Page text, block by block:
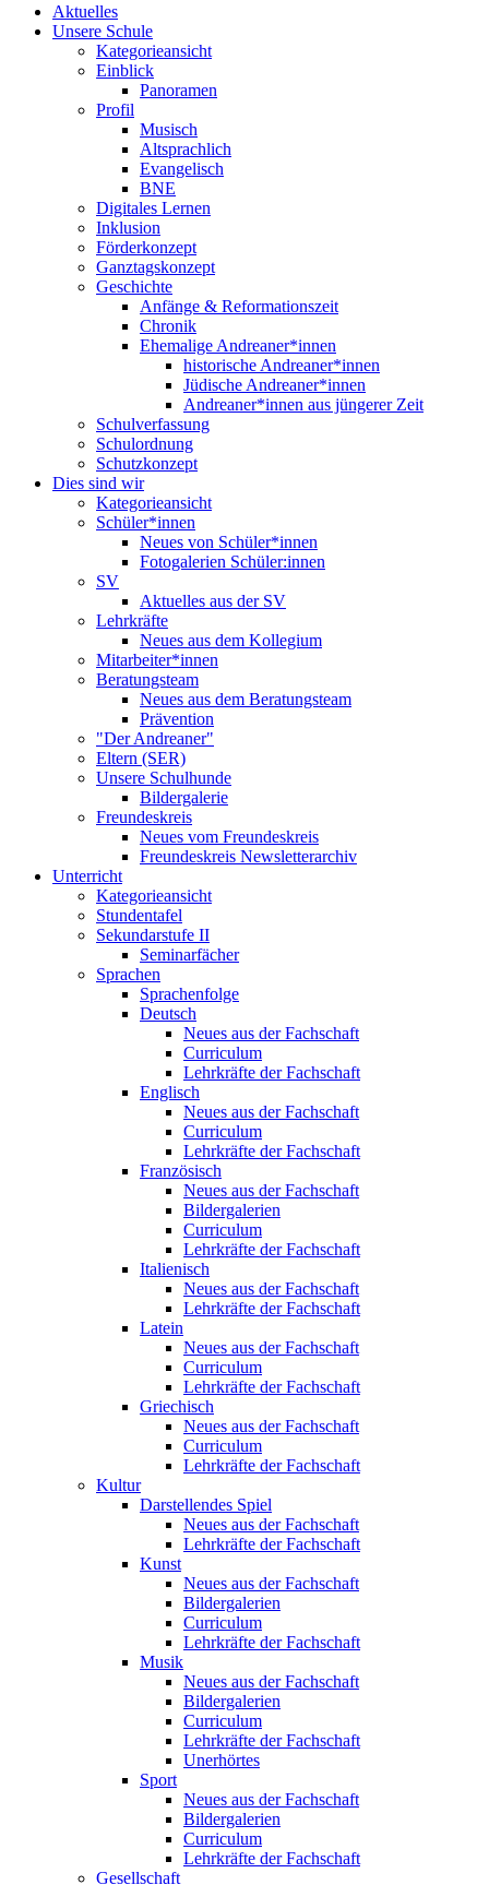
Aktuelles
Unsere Schule
Kategorieansicht
Einblick
Panoramen
Profil
Musisch
Altsprachlich
Evangelisch
BNE
Digitales Lernen
Inklusion
Förderkonzept
Ganztagskonzept
Geschichte
Anfänge & Reformationszeit
Chronik
Ehemalige Andreaner*innen
historische Andreaner*innen
Jüdische Andreaner*innen
Andreaner*innen aus jüngerer Zeit
Schulverfassung
Schulordnung
Schutzkonzept
Dies sind wir
Kategorieansicht
Schüler*innen
Neues von Schüler*innen
Fotogalerien Schüler:innen
SV
Aktuelles aus der SV
Lehrkräfte
Neues aus dem Kollegium
Mitarbeiter*innen
Beratungsteam
Neues aus dem Beratungsteam
Prävention
"Der Andreaner"
Eltern (SER)
Unsere Schulhunde
Bildergalerie
Freundeskreis
Neues vom Freundeskreis
Freundeskreis Newsletterarchiv
Unterricht
Kategorieansicht
Stundentafel
Sekundarstufe II
Seminarfächer
Sprachen
Sprachenfolge
Deutsch
Neues aus der Fachschaft
Curriculum
Lehrkräfte der Fachschaft
Englisch
Neues aus der Fachschaft
Curriculum
Lehrkräfte der Fachschaft
Französisch
Neues aus der Fachschaft
Bildergalerien
Curriculum
Lehrkräfte der Fachschaft
Italienisch
Neues aus der Fachschaft
Lehrkräfte der Fachschaft
Latein
Neues aus der Fachschaft
Curriculum
Lehrkräfte der Fachschaft
Griechisch
Neues aus der Fachschaft
Curriculum
Lehrkräfte der Fachschaft
Kultur
Darstellendes Spiel
Neues aus der Fachschaft
Lehrkräfte der Fachschaft
Kunst
Neues aus der Fachschaft
Bildergalerien
Curriculum
Lehrkräfte der Fachschaft
Musik
Neues aus der Fachschaft
Bildergalerien
Curriculum
Lehrkräfte der Fachschaft
Unerhörtes
Sport
Neues aus der Fachschaft
Bildergalerien
Curriculum
Lehrkräfte der Fachschaft
Gesellschaft